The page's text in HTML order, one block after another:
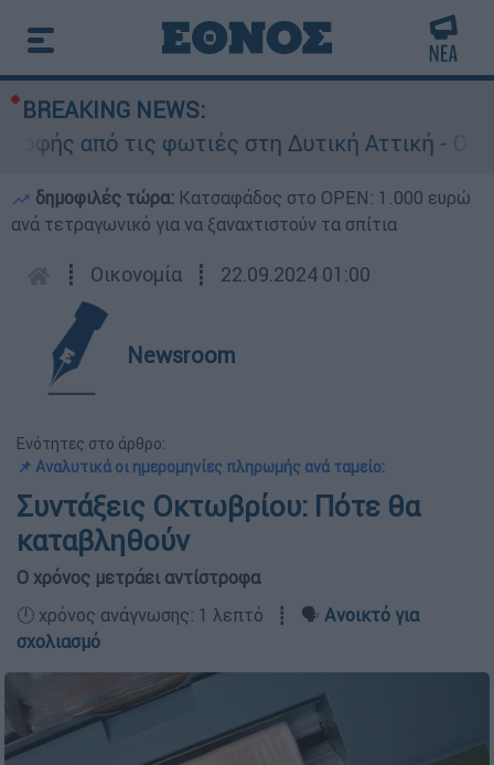
BREAKING NEWS:
από τις φωτιές στη Δυτική Αττική - Οι
δημοφιλές τώρα: Κατσαφάδος στο OPEN: 1.000 ευρώ
ανά τετραγωνικό για να ξαναχτιστούν τα σπίτια
┋ Οικονομία ┋ 22.09.2024 01:00
Newsroom
Ενότητες στο άρθρο:
📌 Αναλυτικά οι ημερομηνίες πληρωμής ανά ταμείο:
Συντάξεις Οκτωβρίου: Πότε θα
καταβληθούν
Ο χρόνος μετράει αντίστροφα
🕛 χρόνος ανάγνωσης: 1 λεπτό ┋ 🗣️ Ανοικτό για
σχολιασμό